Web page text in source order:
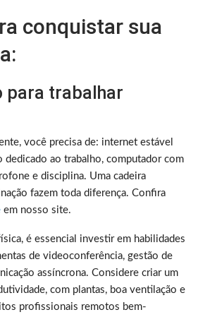
conquistar sua
para trabalhar
você precisa de: internet estável
dedicado ao trabalho, computador com
e disciplina. Uma cadeira
fazem toda diferença. Confira
em nosso site.
é essencial investir em habilidades
de videoconferência, gestão de
assíncrona. Considere criar um
com plantas, boa ventilação e
profissionais remotos bem-